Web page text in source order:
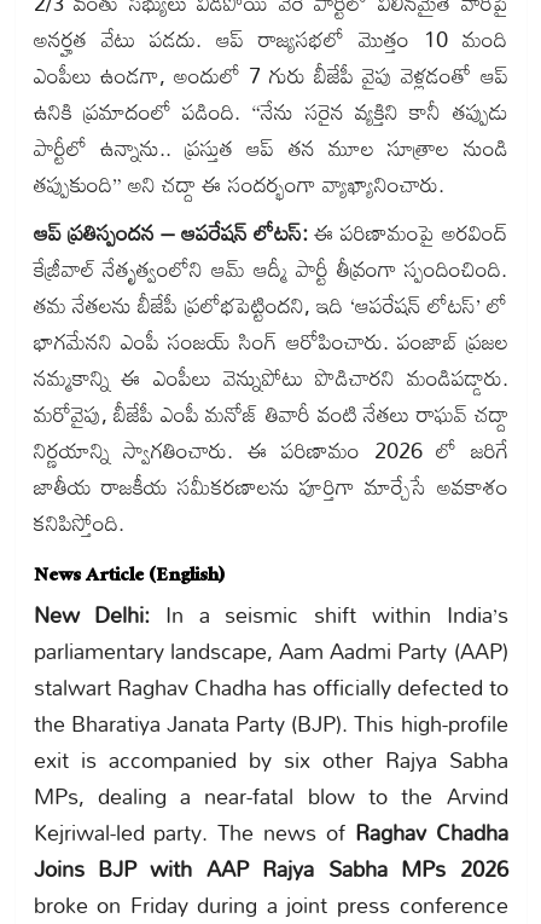
అనర్హత వేటు పడదు. ఆప్ రాజ్యసభలో మొత్తం 10 మంది
ఎంపీలు ఉండగా, అందులో 7 గురు బీజేపీ వైపు వెళ్లడంతో ఆప్
ఉనికి ప్రమాదంలో పడింది. “నేను సరైన వ్యక్తిని కానీ తప్పుడు
పార్టీలో ఉన్నాను.. ప్రస్తుత ఆప్ తన మూల సూత్రాల నుండి
తప్పుకుంది” అని చద్దా ఈ సందర్భంగా వ్యాఖ్యానించారు.
ఆప్ ప్రతిస్పందన – ఆపరేషన్ లోటస్:ఈ పరిణామంపై అరవింద్
కేజ్రీవాల్ నేతృత్వంలోని ఆమ్ ఆద్మీ పార్టీ తీవ్రంగా స్పందించింది.
తమ నేతలను బీజేపీ ప్రలోభపెట్టిందని, ఇది ‘ఆపరేషన్ లోటస్’ లో
భాగమేనని ఎంపీ సంజయ్ సింగ్ ఆరోపించారు. పంజాబ్ ప్రజల
నమ్మకాన్ని ఈ ఎంపీలు వెన్నుపోటు పొడిచారని మండిపడ్డారు.
మరోవైపు, బీజేపీ ఎంపీ మనోజ్ తివారీ వంటి నేతలు రాఘవ్ చద్దా
నిర్ణయాన్ని స్వాగతించారు. ఈ పరిణామం 2026 లో జరిగే
జాతీయ రాజకీయ సమీకరణాలను పూర్తిగా మార్చేసే అవకాశం
కనిపిస్తోంది.
News Article (English)
New Delhi: In a seismic shift within India’s
parliamentary landscape, Aam Aadmi Party (AAP)
stalwart Raghav Chadha has officially defected to
the Bharatiya Janata Party (BJP). This high-profile
exit is accompanied by six other Rajya Sabha
MPs, dealing a near-fatal blow to the Arvind
Kejriwal-led party. The news of Raghav Chadha
Joins BJP with AAP Rajya Sabha MPs 2026
broke on Friday during a joint press conference